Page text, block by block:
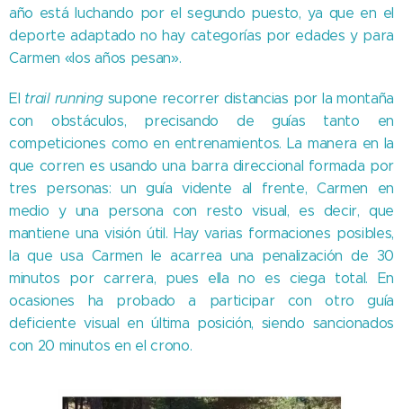
año está luchando por el segundo puesto, ya que en el
deporte adaptado no hay categorías por edades y para
Carmen «los años pesan».
El trail running supone recorrer distancias por la montaña
con obstáculos, precisando de guías tanto en
competiciones como en entrenamientos. La manera en la
que corren es usando una barra direccional formada por
tres personas: un guía vidente al frente, Carmen en
medio y una persona con resto visual, es decir, que
mantiene una visión útil. Hay varias formaciones posibles,
la que usa Carmen le acarrea una penalización de 30
minutos por carrera, pues ella no es ciega total. En
ocasiones ha probado a participar con otro guía
deficiente visual en última posición, siendo sancionados
con 20 minutos en el crono.